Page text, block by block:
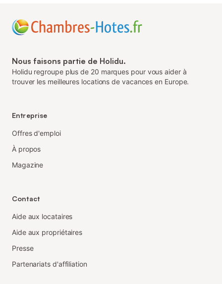
Nous faisons partie de Holidu.
Holidu regroupe plus de 20 marques pour vous aider à
trouver les meilleures locations de vacances en Europe.
Entreprise
Offres d'emploi
À propos
Magazine
Contact
Aide aux locataires
Aide aux propriétaires
Presse
Partenariats d'affiliation